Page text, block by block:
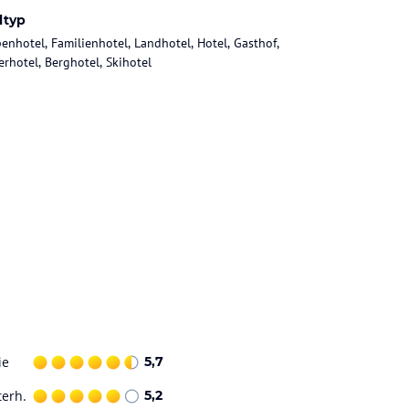
Familienhotel, Landhotel, Hotel, Gasthof,
Berghotel, Skihotel
5,7
5,2